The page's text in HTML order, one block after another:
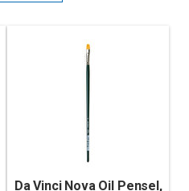
Da Vinci Nova Oil Pensel,